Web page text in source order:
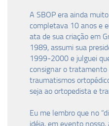
A SBOP era ainda
completava 10 anos e
ata de sua criação em
1989, assumi sua
1999-2000 e julguei
consignar o tratamento
traumatismos
seja ao ortopedista e
Eu me lembro que no
idéia, em evento